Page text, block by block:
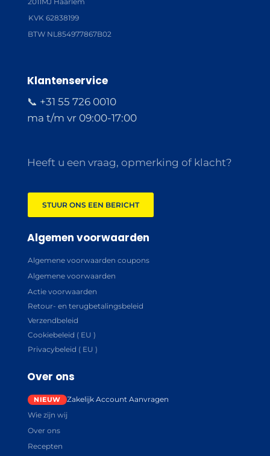
KVK 62838199
BTW NL854977867B02
Klantenservice
📞 +31 55 726 0010
ma t/m vr 09:00-17:00
Heeft u een vraag, opmerking of klacht?
STUUR ONS EEN BERICHT
Algemen voorwaarden
Algemene voorwaarden coupons
Algemene voorwaarden
Actie voorwaarden
Retour- en terugbetalingsbeleid
Verzendbeleid
Cookiebeleid ( EU )
Privacybeleid ( EU )
Over ons
Zakelijk Account Aanvragen
Wie zijn wij
Over ons
Recepten